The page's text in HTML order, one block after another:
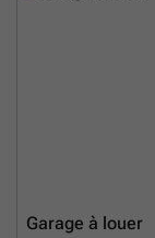
Garage à louer